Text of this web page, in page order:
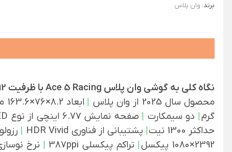
برند: وان پلاس
نگاه کلی به گوشی وان پلاس Ace 5 Racing با ظرفیت 256/12 گیگابایت:
محصول سال 2025 از وان پلاس
| ابعاد 8.2×76×163.6 میلی متر
گرم| دو سیمکارت | صفحه نمایش 6.77 اینچی از نوع AMOLED
حداکثر 1300 نیت
| پشتیبانی از فناوری HDR Vivid |
2392×1080 پیکسل
| تراکم پیکسلی 387ppi | نرخ نوسازی